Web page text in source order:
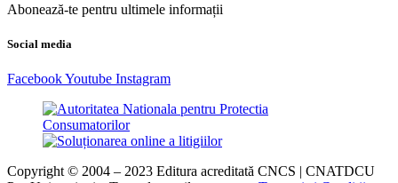
Abonează-te pentru ultimele informații
Social media
FacebookYoutube Instagram
Copyright © 2004 – 2023 Editura acreditată CNCS | CNATDCU